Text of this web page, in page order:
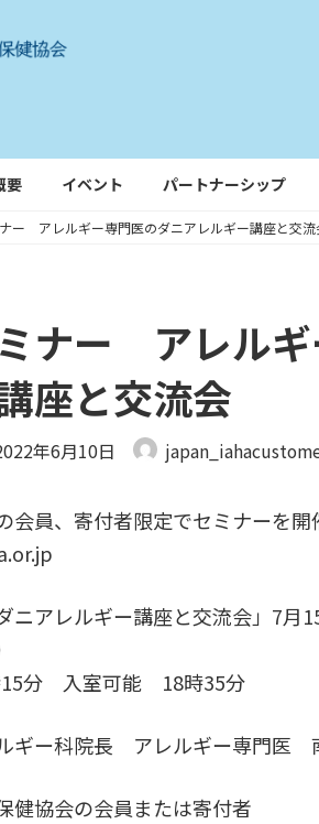
要 イベント パートナーシップ
ー アレルギー専門医のダニアレルギー講座と交流
ナー アレルギ
座と交流会
年6月10日
会員、寄付者限定でセミナーを開
ニアレルギー講座と交流会」7月
15分 入室可能 18時35分
ギー科院長 アレルギー専門
健協会の会員または寄付者